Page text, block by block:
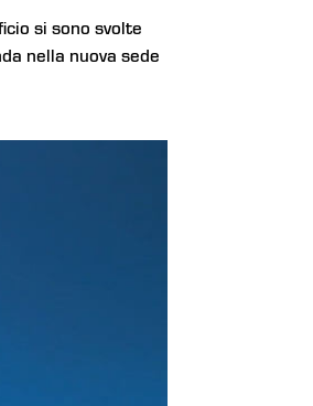
si sono svolte
nella nuova sede